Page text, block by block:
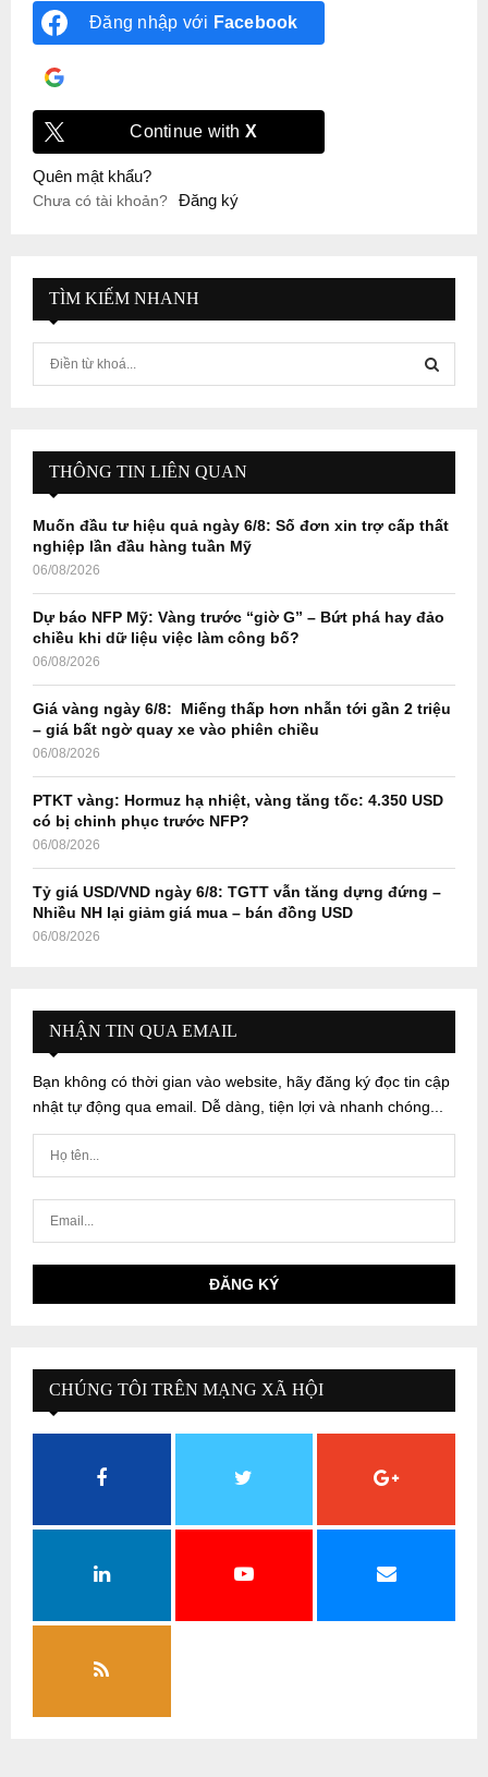
Đăng nhập với Facebook
Continue with X
Quên mật khẩu?
Chưa có tài khoản? Đăng ký
TÌM KIẾM NHANH
f
r
E
A
H
THÔNG TIN LIÊN QUAN
Muốn đầu tư hiệu quả ngày 6/8: Số đơn xin trợ cấp thất
nghiệp lần đầu hàng tuần Mỹ
06/08/2026
Dự báo NFP Mỹ: Vàng trước “giờ G” – Bứt phá hay đảo
chiều khi dữ liệu việc làm công bố?
06/08/2026
Giá vàng ngày 6/8: Miếng thấp hơn nhẫn tới gần 2 triệu
– giá bất ngờ quay xe vào phiên chiều
06/08/2026
PTKT vàng: Hormuz hạ nhiệt, vàng tăng tốc: 4.350 USD
có bị chinh phục trước NFP?
06/08/2026
Tỷ giá USD/VND ngày 6/8: TGTT vẫn tăng dựng đứng –
Nhiều NH lại giảm giá mua – bán đồng USD
06/08/2026
NHẬN TIN QUA EMAIL
Bạn không có thời gian vào website, hãy đăng ký đọc tin cập
nhật tự động qua email. Dễ dàng, tiện lợi và nhanh chóng...
CHÚNG TÔI TRÊN MẠNG XÃ HỘI